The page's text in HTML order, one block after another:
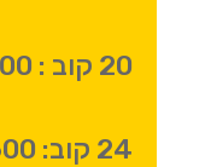
20 קוב : 2000-2200 ש"ח
24 קוב: 2400-2600 ש"ח.